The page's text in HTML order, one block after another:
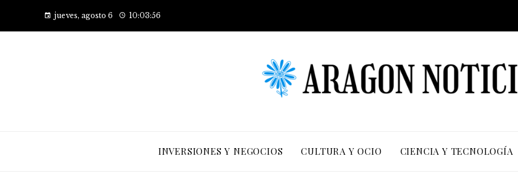
jueves, agosto 6 10:03:57
INVERSIONES Y NEGOCIOS CULTURA Y OCIO CIENCIA Y TECNOLOGÍA